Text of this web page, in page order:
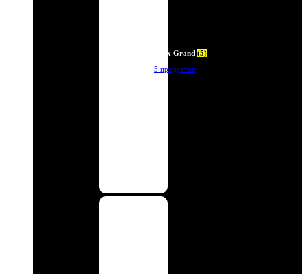
Deux Grand (5)
5 продуктов